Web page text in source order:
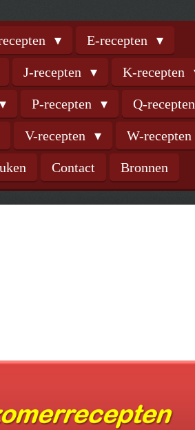
E-recepten
J-recepten K-recepten
P-recepten Q-recepten
V-recepten W-recepten
Contact Bronnen